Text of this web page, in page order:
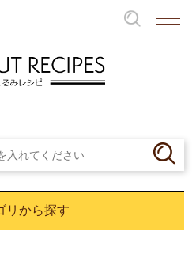
リから探す